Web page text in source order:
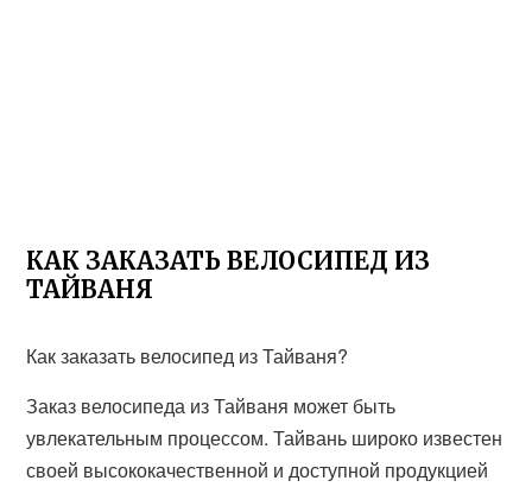
КАК ЗАКАЗАТЬ ВЕЛОСИПЕД ИЗ
ТАЙВАНЯ
Как заказать велосипед из Тайваня?
Заказ велосипеда из Тайваня может быть
увлекательным процессом. Тайвань широко известен
своей высококачественной и доступной продукцией